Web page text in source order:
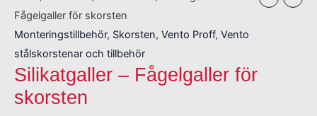
Fågelgaller för skorsten
Monteringstillbehör, Skorsten, Vento Proff, Vento
stålskorstenar och tillbehör
Silikatgaller – Fågelgaller för
skorsten